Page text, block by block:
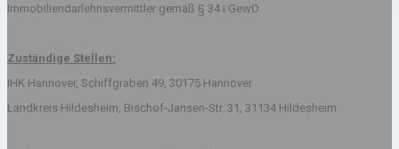
Immobiliendarlehnsvermittler gemäß § 34 i GewO
Zuständige Stellen:
IHK Hannover, Schiffgraben 49, 30175 Hannover
Landkreis Hildesheim, Bischof-Jansen-Str. 31, 31134 Hildesheim